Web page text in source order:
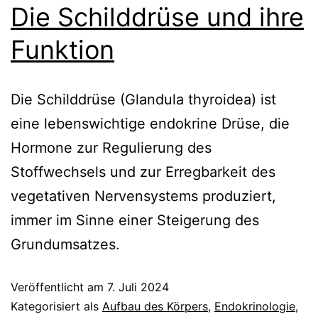
Die Schilddrüse und ihre
Funktion
Die Schilddrüse (Glandula thyroidea) ist
eine lebenswichtige endokrine Drüse, die
Hormone zur Regulierung des
Stoffwechsels und zur Erregbarkeit des
vegetativen Nervensystems produziert,
immer im Sinne einer Steigerung des
Grundumsatzes.
Veröffentlicht am 7. Juli 2024
Kategorisiert als Aufbau des Körpers, Endokrinologie,